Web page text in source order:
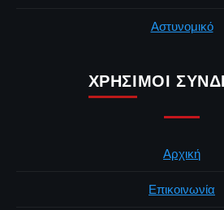
Αστυνομικό
ΧΡΉΣΙΜΟΙ
Αρχική
Επικοινωνία